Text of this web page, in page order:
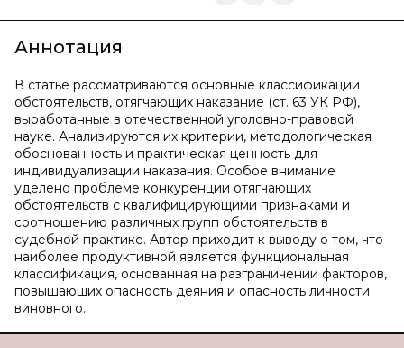
Аннотация
В статье рассматриваются основные классификации
обстоятельств, отягчающих наказание (ст. 63 УК РФ),
выработанные в отечественной уголовно-правовой
науке. Анализируются их критерии, методологическая
обоснованность и практическая ценность для
индивидуализации наказания. Особое внимание
уделено проблеме конкуренции отягчающих
обстоятельств с квалифицирующими признаками и
соотношению различных групп обстоятельств в
судебной практике. Автор приходит к выводу о том, что
наиболее продуктивной является функциональная
классификация, основанная на разграничении факторов,
повышающих опасность деяния и опасность личности
виновного.